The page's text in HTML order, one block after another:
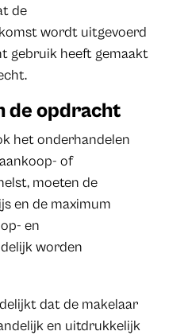
de
wordt uitgevoerd
gebruik heeft gemaakt
de opdracht
het onderhandelen
of
moeten de
en de maximum
en
worden
dat de makelaar
en uitdrukkelijk